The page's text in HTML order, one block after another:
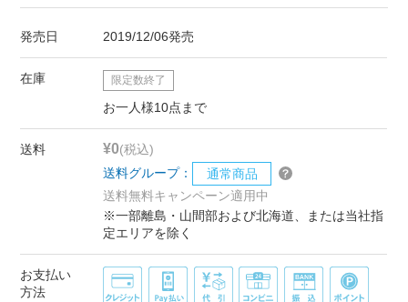
発売日 2019/12/06発売
在庫 限定数終了
お一人様10点まで
送料 ¥0(税込)
送料グループ：
通常商品
送料無料キャンペーン適用中
※一部離島・山間部および北海道、または当社指
定エリアを除く
お支払い
方法